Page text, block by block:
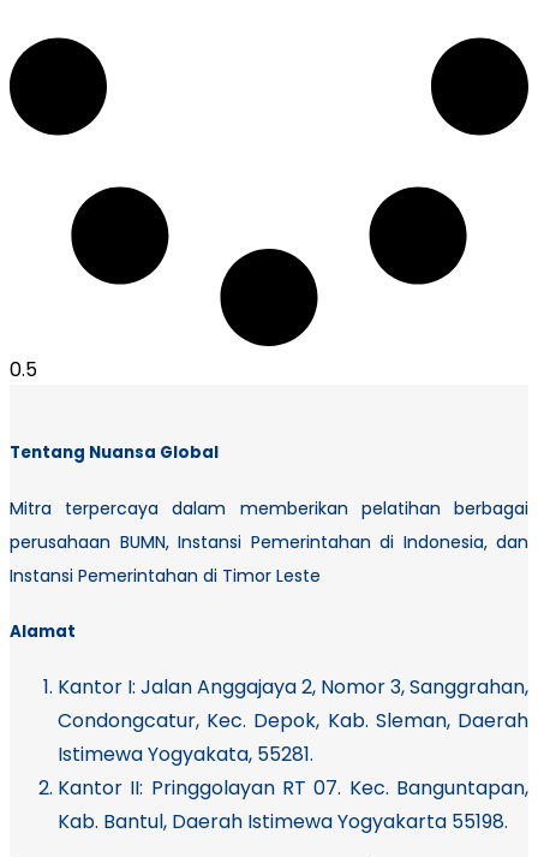
Tentang Nuansa Global
Mitra terpercaya dalam memberikan pelatihan berbagai
perusahaan BUMN, Instansi Pemerintahan di Indonesia, dan
Instansi Pemerintahan di Timor Leste
Alamat
Kantor I: Jalan Anggajaya 2, Nomor 3, Sanggrahan,
Condongcatur, Kec. Depok, Kab. Sleman, Daerah
Istimewa Yogyakata, 55281.
Kantor II: Pringgolayan RT 07. Kec. Banguntapan,
Kab. Bantul, Daerah Istimewa Yogyakarta 55198.